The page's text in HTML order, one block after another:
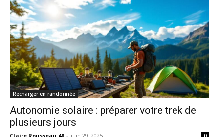
Recharger en randonnée
Autonomie solaire : préparer votre trek de
plusieurs jours
Claire.Rousseau.48 - juin 29, 2025 0